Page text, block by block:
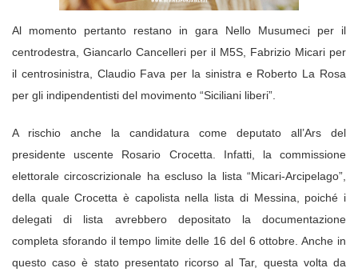
Al momento pertanto restano in gara Nello Musumeci per il
centrodestra, Giancarlo Cancelleri per il M5S, Fabrizio Micari per
il centrosinistra, Claudio Fava per la sinistra e Roberto La Rosa
per gli indipendentisti del movimento “Siciliani liberi”.
A rischio anche la candidatura come deputato all’Ars del
presidente uscente Rosario Crocetta. Infatti, la commissione
elettorale circoscrizionale ha escluso la lista “Micari-Arcipelago”,
della quale Crocetta è capolista nella lista di Messina, poiché i
delegati di lista avrebbero depositato la documentazione
completa sforando il tempo limite delle 16 del 6 ottobre. Anche in
questo caso è stato presentato ricorso al Tar, questa volta da